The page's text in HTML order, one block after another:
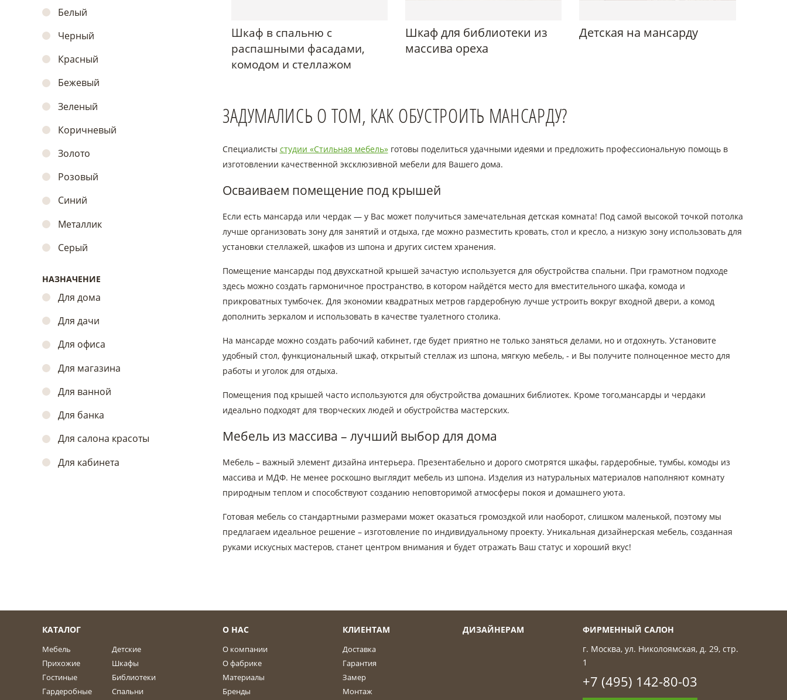
Белый
Черный
Красный
Бежевый
Зеленый
Коричневый
Золото
Розовый
Синий
Металлик
Серый
НАЗНАЧЕНИЕ
Для дома
Для дачи
Для офиса
Для магазина
Для ванной
Для банка
Для салона красоты
Для кабинета
Шкаф в спальню с
распашными фасадами,
комодом и стеллажом
Шкаф для библиотеки из
массива ореха
Детская на мансарду
ЗАДУМАЛИСЬ О ТОМ, КАК ОБУСТРОИТЬ МАНСАРДУ?
Специалисты студии «Стильная мебель»готовы поделиться удачными идеями и предложить профессиональную помощь в
изготовлении качественной эксклюзивной мебели для Вашего дома.
Осваиваем помещение под крышей
Если есть мансарда или чердак — у Вас может получиться замечательная детская комната! Под самой высокой точкой потолка
лучше организовать зону для занятий и отдыха, где можно разместить кровать, стол и кресло, а низкую зону использовать для
установки стеллажей, шкафов из шпона и других систем хранения.
Помещение мансарды под двухскатной крышей зачастую используется для обустройства спальни. При грамотном подходе
здесь можно создать гармоничное пространство, в котором найдётся место для вместительного шкафа, комода и
прикроватных тумбочек. Для экономии квадратных метров гардеробную лучше устроить вокруг входной двери, а комод
дополнить зеркалом и использовать в качестве туалетного столика.
На мансарде можно создать рабочий кабинет, где будет приятно не только заняться делами, но и отдохнуть. Установите
удобный стол, функциональный шкаф, открытый стеллаж из шпона, мягкую мебель, - и Вы получите полноценное место для
работы и уголок для отдыха.
Помещения под крышей часто используются для обустройства домашних библиотек. Кроме того,мансарды и чердаки
идеально подходят для творческих людей и обустройства мастерских.
Мебель из массива – лучший выбор для дома
Мебель – важный элемент дизайна интерьера. Презентабельно и дорого смотрятся шкафы, гардеробные, тумбы, комоды из
массива и МДФ. Не менее роскошно выглядит мебель из шпона. Изделия из натуральных материалов наполняют комнату
природным теплом и способствуют созданию неповторимой атмосферы покоя и домашнего уюта.
Готовая мебель со стандартными размерами может оказаться громоздкой или наоборот, слишком маленькой, поэтому мы
предлагаем идеальное решение – изготовление по индивидуальному проекту. Уникальная дизайнерская мебель, созданная
руками искусных мастеров, станет центром внимания и будет отражать Ваш статус и хороший вкус!
КАТАЛОГ
Мебель
Прихожие
Гостиные
Гардеробные
Детские
Шкафы
Библиотеки
Спальни
О НАС
О компании
О фабрике
Материалы
Бренды
КЛИЕНТАМ
Доставка
Гарантия
Замер
Монтаж
ДИЗАЙНЕРАМ
ФИРМЕННЫЙ САЛОН
г. Москва, ул. Николоямская, д. 29, стр.
1
+7 (495) 142-80-03